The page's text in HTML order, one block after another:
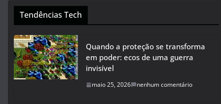
Tendências Tech
Quando a proteção se transforma
em poder: ecos de uma guerra
invisível
maio 25, 2026 nenhum comentário